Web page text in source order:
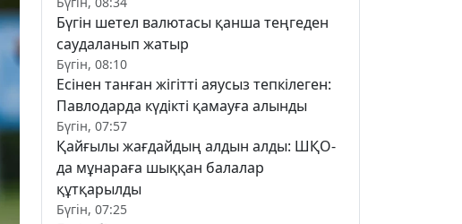
Бүгін шетел валютасы қанша теңгеден
саудаланып жатыр
Бүгін, 08:10
Есінен танған жігітті аяусыз тепкілеген:
Павлодарда күдікті қамауға алынды
Бүгін, 07:57
Қайғылы жағдайдың алдын алды: ШҚО-
да мұнараға шыққан балалар
құтқарылды
Бүгін, 07:25